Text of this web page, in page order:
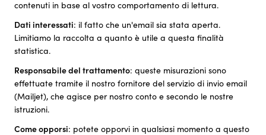
contenuti in base al vostro comportamento di lettura.
Dati interessati: il fatto che un'email sia stata aperta.
Limitiamo la raccolta a quanto è utile a questa finalità
statistica.
Responsabile del trattamento: queste misurazioni sono
effettuate tramite il nostro fornitore del servizio di invio email
(Mailjet), che agisce per nostro conto e secondo le nostre
istruzioni.
Come opporsi: potete opporvi in qualsiasi momento a questo